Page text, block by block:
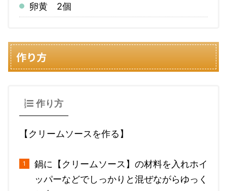
卵黄 2個
作り方
作り方
【クリームソースを作る】
鍋に【クリームソース】の材料を入れホイ
ッパーなどでしっかりと混ぜながらゆっく